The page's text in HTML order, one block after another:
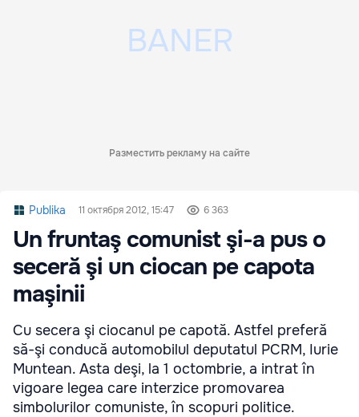
Разместить рекламу на сайте
Publika 11 октября 2012, 15:47 6 363
Un fruntaş comunist şi-a pus o
seceră şi un ciocan pe capota
maşinii
Cu secera şi ciocanul pe capotă. Astfel preferă
să-şi conducă automobilul deputatul PCRM, Iurie
Muntean. Asta deşi, la 1 octombrie, a intrat în
vigoare legea care interzice promovarea
simbolurilor comuniste, în scopuri politice.